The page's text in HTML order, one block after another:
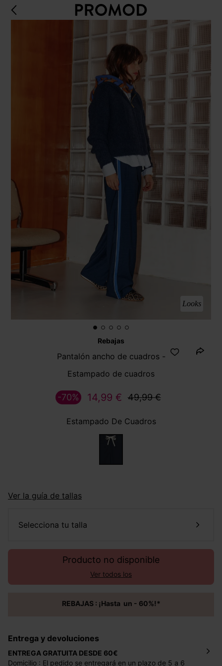
Looks
Rebajas
Pantalón ancho de cuadros -
Estampado de cuadros
14,99 € 49,99 €
-70%
Estampado De Cuadros
Ver la guía de tallas
selecciona tu talla
Producto no disponible
Ver todos los
REBAJAS : ¡Hasta un - 60%!*
Entrega y devoluciones
ENTREGA GRATUITA DESDE 60€
Domicilio : El pedido se entregará en un plazo de 5 a 6